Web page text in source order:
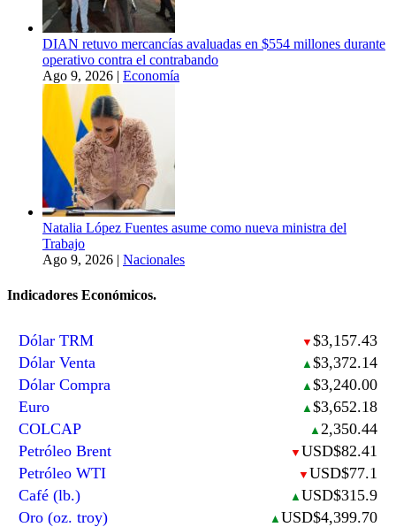
DIAN retuvo mercancías avaluadas en $554 millones durante
operativo contra el contrabando
Ago 9, 2026 | Economía
Natalia López Fuentes asume como nueva ministra del
Trabajo
Ago 9, 2026 | Nacionales
Indicadores Económicos.
Dólar TRM ▼ $3,157.43
Dólar Venta
▲ $3,372.14
Dólar Compra
▲ $3,240.00
Euro
▲ $3,652.18
COLCAP
▲ 2,350.44
Petróleo Brent
▼ USD$82.41
Petróleo WTI
▼ USD$77.1
Café (lb.)
▲ USD$315.9
Oro (oz. troy)
▲ USD$4,399.70